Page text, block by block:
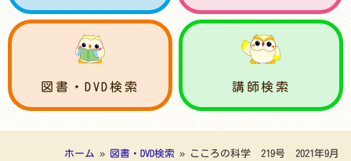
図書・DVD検索 講師検索
ホーム » 図書・DVD検索 » こころの科学 219号 2021年9月